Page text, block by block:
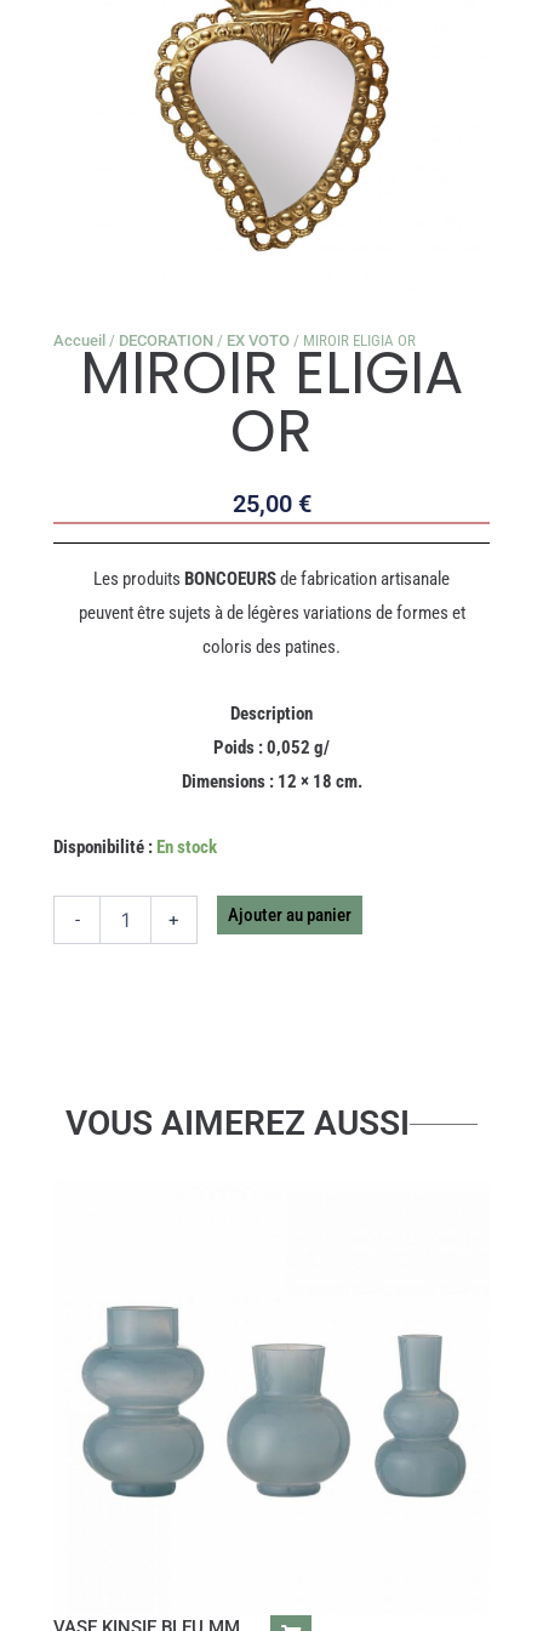
Accueil / DECORATION / EX VOTO / MIROIR ELIGIA OR
MIROIR ELIGIA
OR
25,00 €
Les produits BONCOEURSde fabrication artisanale
peuvent être sujets à de légères variations de formes et
coloris des patines.
Description
Poids : 0,052 g/
Dimensions : 12 × 18 cm.
Disponibilité : En stock
-
quantité
+ Ajouter au panier
VOUS AIMEREZ AUSSI